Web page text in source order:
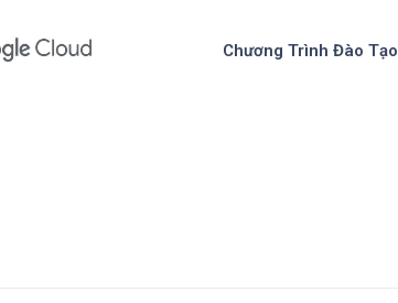
Chương Trình Đào Tạo